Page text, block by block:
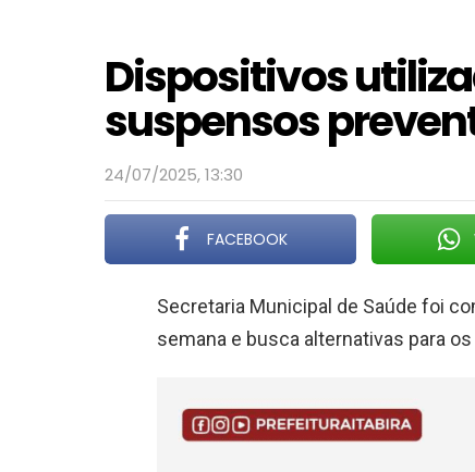
Dispositivos
suspensos
24/07/2025, 13:30
FACEBOOK
Secretaria Municipal de Saúde foi
semana e busca alternativas para